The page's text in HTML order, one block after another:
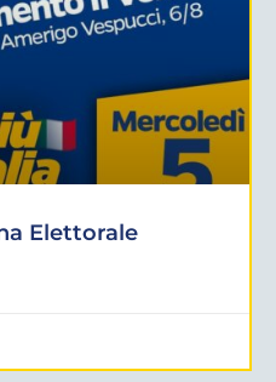
Elettorale